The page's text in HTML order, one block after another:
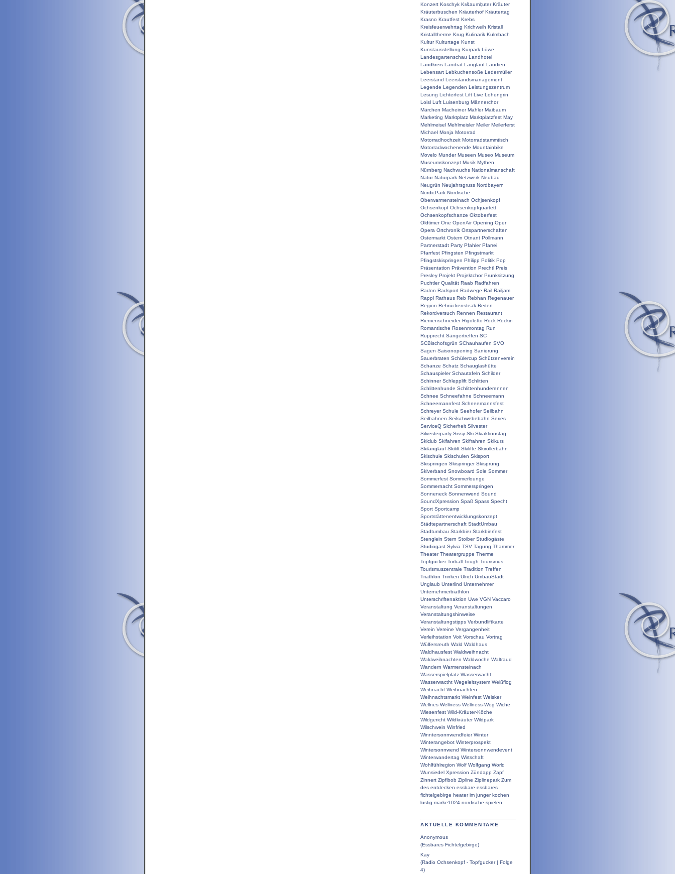
Konzert Koschyk Kr&auml;uter Kräuter
Kräuterbuschen Kräuterhof Kräutertag
Krasno Krautfest Krebs
Kreisfeuerwehrtag Krichweih Kristall
Kristalltherme Krug Kulinarik Kulmbach
Kultur Kulturtage Kunst
Kunstausstellung Kurpark Löwe
Landesgartenschau Landhotel
Landkreis Landrat Langlauf Laudien
Lebensart Lebkuchensoße Ledermüller
Leerstand Leerstandsmanagement
Legende Legenden Leistungszentrum
Lesung Lichterfest Lift Live Lohengrin
Loisl Luft Luisenburg Männerchor
Märchen Macheiner Mahler Maibaum
Marketing Marktplatz Marktplatzfest May
Mehlmeisel Mehlmeisler Meiler Meilerferst
Michael Monja Motorrad
Motorradhochzeit Motorradstammtisch
Motorradwochenende Mountainbike
Movelo Munder Museen Museo Museum
Museumskonzept Musik Mythen
Nürnberg Nachwuchs Nationalmanschaft
Natur Naturpark Netzwerk Neubau
Neugrün Neujahrsgruss Nordbayern
NordicPark Nordische
Oberwarmensteinach Ochjsenkopf
Ochsenkopf Ochsenkopfquartett
Ochsenkopfschanze Oktoberfest
Oldtimer One OpenAir Opening Oper
Opera Ortchronik Ortspartnerschaften
Ostermarkt Ostern Otnant Pöllmann
Partnerstadt Party Pfahler Pfarrei
Pfarrfest Pfingsten Pfingstmarkt
Pfingstskispringen Philipp Politik Pop
Präsentation Prävention Prechtl Preis
Presley Projekt Projektchor Prunksitzung
Puchtler Qualität Raab Radfahren
Radon Radsport Radwege Rail Railjam
Rappl Rathaus Reb Rebhan Regenauer
Region Rehrückensteak Reiten
Rekordversuch Rennen Restaurant
Riemenschneider Rigoletto Rock Rockin
Romantische Rosenmontag Run
Rupprecht Sängertreffen SC
SCBischofsgrün SChauhaufen SVO
Sagen Saisonopening Sanierung
Sauerbraten Schülercup Schützenverein
Schanze Schatz Schauglashütte
Schauspieler Schautafeln Schilder
Schinner Schlepplift Schlitten
Schlittenhunde Schlittenhunderennen
Schnee Schneefahne Schneemann
Schneemannfest Schneemannsfest
Schreyer Schule Seehofer Seilbahn
Seilbahnen Seilschwebebahn Series
ServiceQ Sicherheit Silvester
Silvesterparty Sissy Ski Skiaktionstag
Skiclub Skifahren Skifrahren Skikurs
Skilanglauf Skilift Skilifte Skirollerbahn
Skischule Skischulen Skisport
Skispringen Skispringer Skisprung
Skiverband Snowboard Sole Sommer
Sommerfest Sommerlounge
Sommernacht Sommerspringen
Sonneneck Sonnenwend Sound
SoundXpression Spaß Spass Specht
Sport Sportcamp
Sportstättenentwicklungskonzept
Städtepartnerschaft StadtUmbau
Stadtumbau Starkbier Starkbierfest
Stenglein Stern Stoiber Studiogäste
Studiogast Sylvia TSV Tagung Thammer
Theater Theatergruppe Therme
Topfgucker Torball Tough Tourismus
Tourismuszentrale Tradition Treffen
Triathlon Trinken Ulrich UmbauStadt
Unglaub Unterlind Unternehmer
Unternehmerbiathlon
Unterschriftenaktion Uwe VGN Vaccaro
Veranstaltung Veranstaltungen
Veranstaltungshinweise
Veranstaltungstipps Verbundliftkarte
Verein Vereine Vergangenheit
Verleihstation Voit Vorschau Vortrag
Wülfersreuth Wald Waldhaus
Waldhausfest Waldweihnacht
Waldweihnachten Waldwoche Waltraud
Wandern Warmensteinach
Wasserspielplatz Wasserwacht
Wasserwactht Wegeleitsystem Weißflog
Weihnacht Weihnachten
Weihnachtsmarkt Weinfest Weisker
Wellnes Wellness Wellness-Weg Wiche
Wiesenfest Wild-Kräuter-Köche
Wildgericht Wildkräuter Wildpark
Wilschwein Winfried
Winntersonnwendfeier Winter
Winterangebot Winterprospekt
Wintersonnwend Wintersonnwendevent
Winterwandertag Wirtschaft
Wohlfühlregion Wolf Wolfgang World
Wunsiedel Xpression Zündapp Zapf
Zinnert Zipflbob Zipline Ziplinepark Zum
des entdecken essbare essbares
fichtelgebirge heater im junger kochen
lustig marke1024 nordische spielen
AKTUELLE KOMMENTARE
Anonymous
(Essbares Fichtelgebirge)
Kay
(Radio Ochsenkopf - Topfgucker | Folge
4)